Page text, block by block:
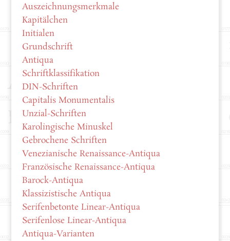
Auszeichnungsmerkmale
Kapitälchen
Initialen
Grundschrift
Antiqua
Schriftklassifikation
DIN-Schriften
Capitalis Monumentalis
Unzial-Schriften
Karolingische Minuskel
Gebrochene Schriften
Venezianische Renaissance-Antiqua
Französische Renaissance-Antiqua
Barock-Antiqua
Klassizistische Antiqua
Serifenbetonte Linear-Antiqua
Serifenlose Linear-Antiqua
Antiqua-Varianten